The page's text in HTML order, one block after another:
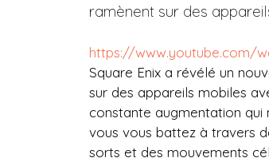
ramènent sur des
https://www.youtube.com/
Square Enix a révélé un
sur des appareils mobiles
constante augmentation qui
vous vous battez à travers
sorts et des mouvements